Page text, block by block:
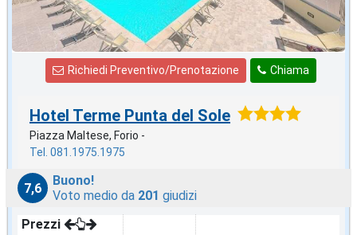
Chiama
Richiedi Preventivo/Prenotazione
Hotel Terme Punta del Sole
Piazza Maltese, Forio -
Tel. 081.1975.1975
7,6
Buono!
Voto medio da 201 giudizi
Prezzi